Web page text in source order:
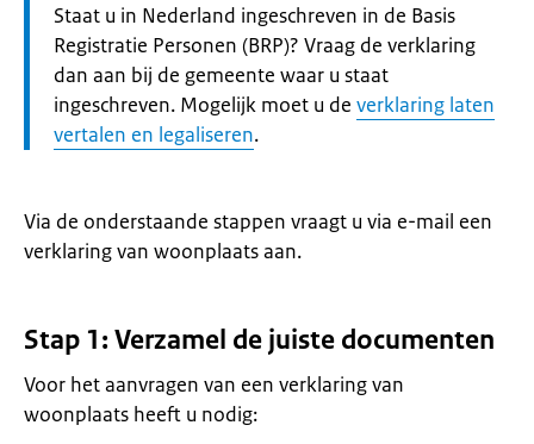
Informatie:
Staat u in Nederland ingeschreven in de Basis
Registratie Personen (BRP)? Vraag de verklaring
dan aan bij de gemeente waar u staat
ingeschreven. Mogelijk moet u de verklaring laten
vertalen en legaliseren.
Via de onderstaande stappen vraagt u via e-mail een
verklaring van woonplaats aan.
Stap 1: Verzamel de juiste documenten
Voor het aanvragen van een verklaring van
woonplaats heeft u nodig: